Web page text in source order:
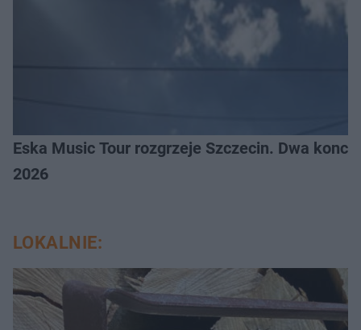
Eska Music Tour rozgrzeje Szczecin. Dwa
2026
LOKALNIE: